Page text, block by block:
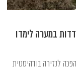
שנה של התבודדות במערה לימדו
לנזירה בודהיסטית